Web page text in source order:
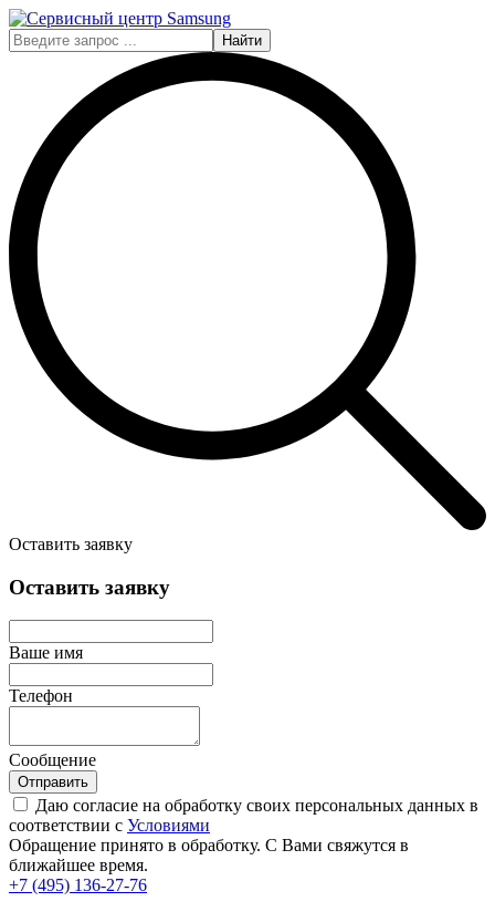
Найти
Оставить заявку
Оставить заявку
Ваше имя
Телефон
Сообщение
Отправить
Даю согласие на обработку своих персональных данных в
соответствии с Условиями
Обращение принято в обработку. С Вами свяжутся в
ближайшее время.
+7 (495) 136-27-76